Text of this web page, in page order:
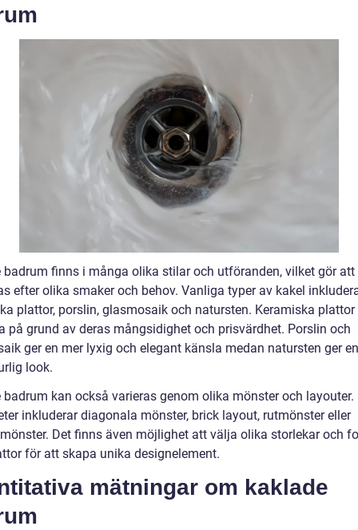
badrum finns i många olika stilar och utföranden, vilket gör att
efter olika smaker och behov. Vanliga typer av kakel
plattor, porslin, glasmosaik och natursten. Keramiska plattor
på grund av deras mångsidighet och prisvärdhet. Porslin och
ger en mer lyxig och elegant känsla medan natursten ger
look.
badrum kan också varieras genom olika mönster och layouter.
inkluderar diagonala mönster, brick layout, rutmönster eller
Det finns även möjlighet att välja olika storlekar och
för att skapa unika designelement.
mätningar om kaklade